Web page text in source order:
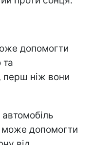
допомогти
та
перш ніж вони
допомогти